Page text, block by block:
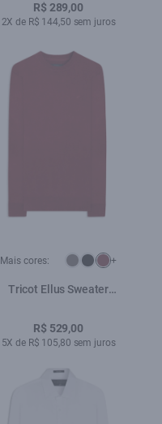
R$ 289,00
2X de R$ 144,50 sem juros
Mais cores: +
Tricot Ellus Sweater
R$ 529,00
5X de R$ 105,80 sem juros